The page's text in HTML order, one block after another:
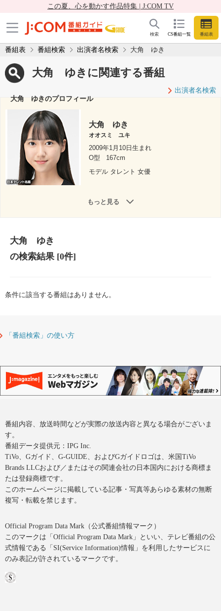
この夏、心を動かす作品特集 | J:COM TV
CS番組一覧 番組表
検索
番組表 番組検索 出演者名検索 大角 ゆき
大角 ゆきに関連する番組
出演者名検索
大角 ゆきのプロフィール
大角 ゆき
オオスミ ユキ
2009年1月10日生まれ
O型
167cm
モデル タレント 女優
もっと見る
大角 ゆき
の検索結果[0件]
条件に該当する番組はありません。
「番組検索」の使い方
番組内容、放送時間などが実際の放送内容と異なる場合がございま
す。
番組データ提供元：IPG Inc.
TiVo、Gガイド、G-GUIDE、およびGガイドロゴは、米国TiVo
Brands LLCおよび／またはその関連会社の日本国内における商標ま
たは登録商標です。
このホームページに掲載している記事・写真等あらゆる素材の無断
複写・転載を禁じます。
Official Program Data Mark（公式番組情報マーク）
このマークは「Official Program Data Mark」といい、テレビ番組の公
式情報である「SI(Service Information)情報」を利用したサービスに
のみ表記が許されているマークです。